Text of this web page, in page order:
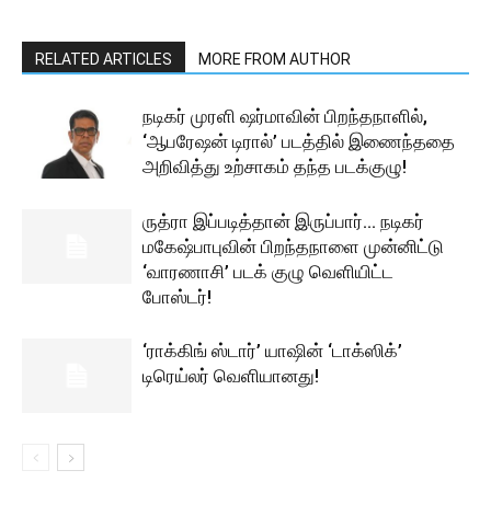
RELATED ARTICLES MORE FROM AUTHOR
நடிகர் முரளி ஷர்மாவின் பிறந்தநாளில்,
‘ஆபரேஷன் டிரால்’ படத்தில் இணைந்ததை
அறிவித்து உற்சாகம் தந்த படக்குழு!
ருத்ரா இப்படித்தான் இருப்பார்… நடிகர்
மகேஷ்பாபுவின் பிறந்தநாளை முன்னிட்டு
‘வாரணாசி’ படக் குழு வெளியிட்ட
போஸ்டர்!
‘ராக்கிங் ஸ்டார்’ யாஷின் ‘டாக்ஸிக்’
டிரெய்லர் வெளியானது!